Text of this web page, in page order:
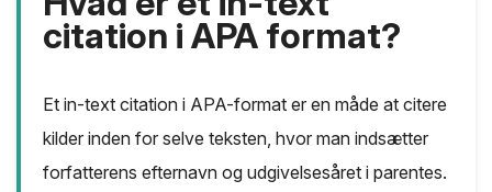
citation i APA format?
Et in-text citation i APA-format er en måde at citere
kilder inden for selve teksten, hvor man indsætter
forfatterens efternavn og udgivelsesåret i parentes.